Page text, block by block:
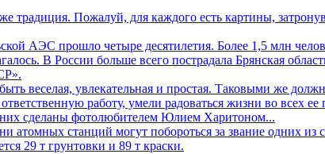
Пожалуй, для каждого есть картины,
АЭС прошло четыре десятилетия. Более 1,5 млн
В России больше всего пострадала Брянская
веселая, увлекательная и простая. Таковыми же
работу, умели радоваться жизни во всех
них сделаны фотолюбителем Юлием Харитоном...
атомных станций могут побороться за звание одних
29 т грунтовки и 89 т краски.